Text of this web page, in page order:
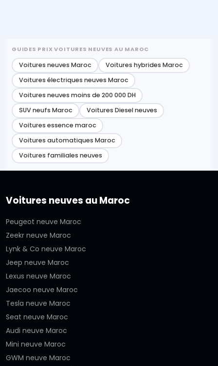
GUIDES PRIX VOITURES NEUVES AU MAROC
Voitures neuves Maroc
Voitures hybrides Maroc
Voitures électriques neuves Maroc
Voitures neuves moins de 200 000 DH
SUV neufs Maroc
Voitures Diesel neuves
Voitures essence maroc
Voitures automatiques Maroc
Voitures familiales neuves
Voitures neuves au Maroc
Peugeot neuve Maroc
Zeekr neuve Maroc
Lynk & Co neuve Maroc
Jeep neuve Maroc
Lexus neuve Maroc
Jaecoo neuve Maroc
Tesla neuve Maroc
Seat neuve Maroc
Audi neuve Maroc
Mini neuve Maroc
GWM neuve Maroc